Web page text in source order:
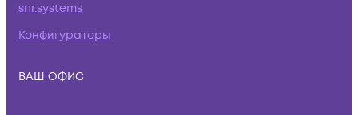
snr.systems
Конфигураторы
ВАШ ОФИС